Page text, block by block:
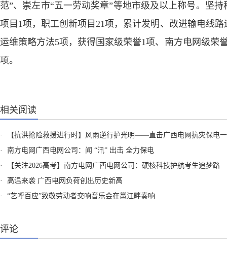
范”、崇左市“五一劳动奖章”等地市级及以上称号。坚
项目1项，职工创新项目21项，累计发明、改进输电线
运维策略方法5项，获得国家级荣誉1项、南方电网级荣
项。
相关阅读
·
【抗洪抢险救援进行时】风雨逆行护光明——直击广西电网抗灾保电
·
南方电网广西电网公司：闻 “汛” 出击 全力保电
·
【关注2026高考】南方电网广西电网公司：硬核科技护航考生追梦路
·
高温来袭 广西电网负荷创出历史新高
·
“艺呼百应”致敬劳动者交响音乐会在邕江畔奏响
评论